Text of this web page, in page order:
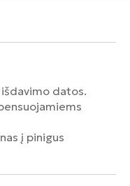
išdavimo datos.
į pinigus